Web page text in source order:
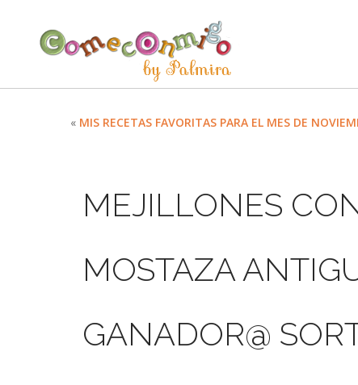
« MIS RECETAS FAVORITAS PARA EL MES DE
MEJILLONES
MOSTAZA
GANADOR@